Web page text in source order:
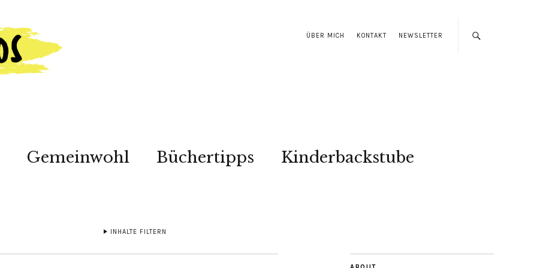
ÜBER MICH KONTAKT NEWSLETTER
Gemeinwohl Büchertipps Kinderbackstube
INHALTE FILTERN